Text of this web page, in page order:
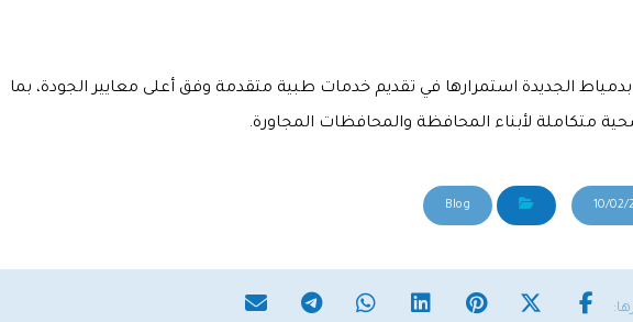
الجديدة استمرارها في تقديم خدمات طبية متقدمة وفق أعلى معايير الجودة، بما
متكاملة لأبناء المحافظة والمحافظات المجاورة.
10/02/
Blog